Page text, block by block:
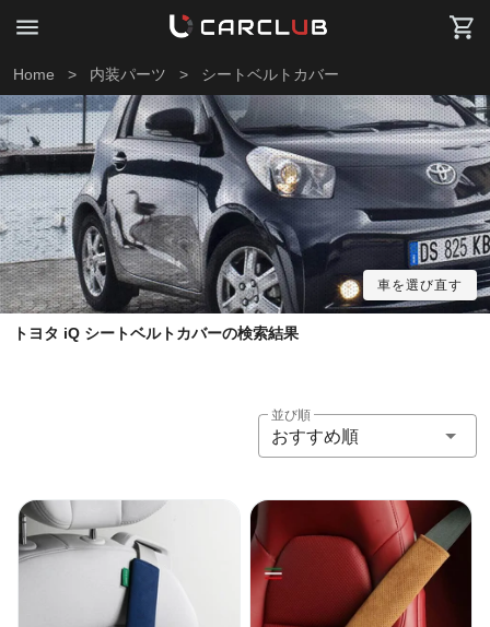
Home > 内装パーツ > シートベルトカバー
車を選び直す
トヨタ iQ シートベルトカバーの検索結果
並び順
おすすめ順